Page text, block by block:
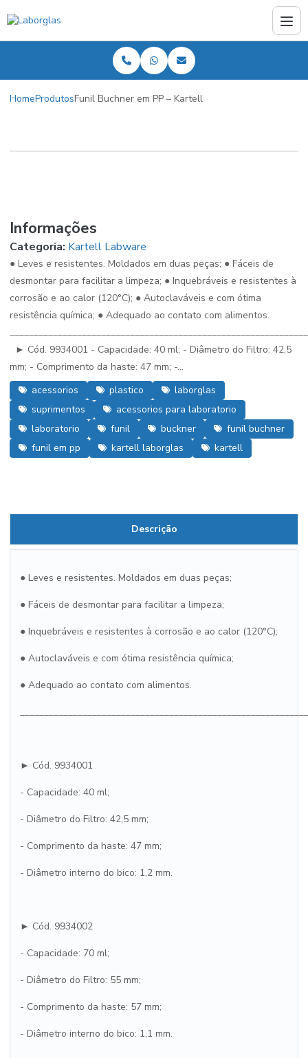
HomeProdutosFunil Buchner em PP – Kartell
Informações
Categoria: Kartell Labware
● Leves e resistentes. Moldados em duas peças; ● Fáceis de
desmontar para facilitar a limpeza; ● Inquebráveis e resistentes à
corrosão e ao calor (120°C); ● Autoclaváveis e com ótima
resistência química; ● Adequado ao contato com alimentos.
► Cód. 9934001 - Capacidade: 40 ml; - Diâmetro do Filtro: 42,5
mm; - Comprimento da haste: 47 mm; -...
acessorios
plastico
laborglas
suprimentos
acessorios para laboratorio
laboratorio
funil buckner
funil buchner
funil em pp
kartell laborglas kartell
Descrição
● Leves e resistentes. Moldados em duas peças;
● Fáceis de desmontar para facilitar a limpeza;
● Inquebráveis e resistentes à corrosão e ao calor (120°C);
● Autoclaváveis e com ótima resistência química;
● Adequado ao contato com alimentos.
► Cód. 9934001
- Capacidade: 40 ml;
- Diâmetro do Filtro: 42,5 mm;
- Comprimento da haste: 47 mm;
- Diâmetro interno do bico: 1,2 mm.
► Cód. 9934002
- Capacidade: 70 ml;
- Diâmetro do Filtro: 55 mm;
- Comprimento da haste: 57 mm;
- Diâmetro interno do bico: 1,1 mm.